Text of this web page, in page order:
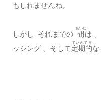
もしれませんね。
しかし それまでの 間
あいだ
は 、
ッシング 、そして定期的
ていきてき
な